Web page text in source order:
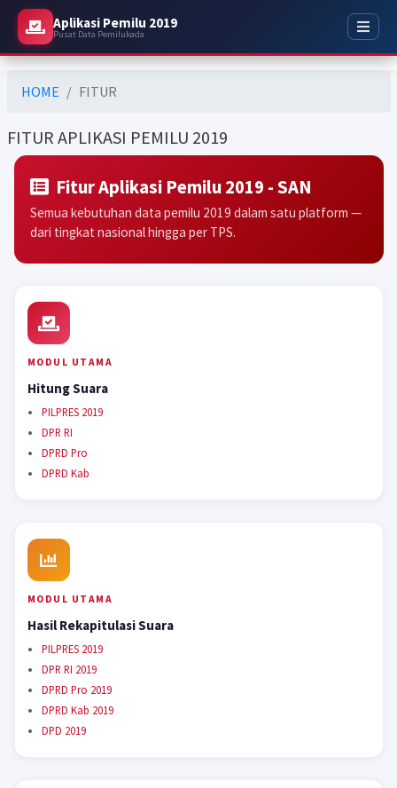
Aplikasi Pemilu 2019
Pusat Data Pemilukada
HOME FITUR
FITUR APLIKASI PEMILU 2019
Fitur Aplikasi Pemilu 2019 - SAN
Semua kebutuhan data pemilu 2019 dalam satu platform —
dari tingkat nasional hingga per TPS.
MODUL UTAMA
Hitung Suara
PILPRES 2019
DPR RI
DPRD Pro
DPRD Kab
MODUL UTAMA
Hasil Rekapitulasi Suara
PILPRES 2019
DPR RI 2019
DPRD Pro 2019
DPRD Kab 2019
DPD 2019